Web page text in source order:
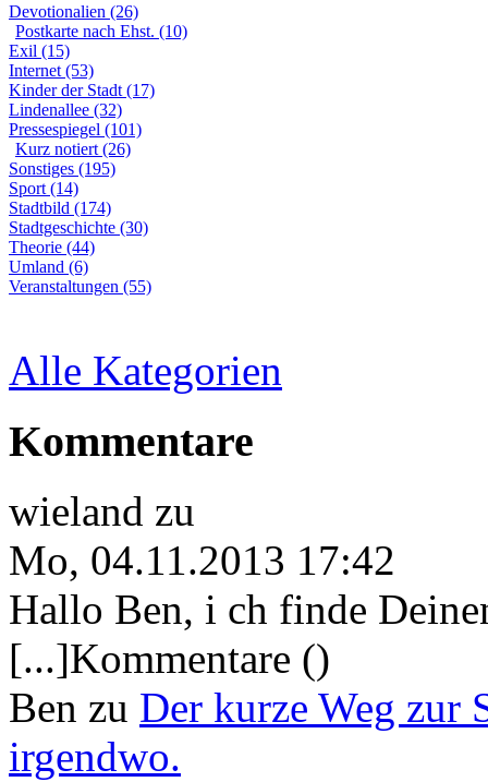
Devotionalien (26)
Postkarte nach Ehst. (10)
Exil (15)
Internet (53)
Kinder der Stadt (17)
Lindenallee (32)
Pressespiegel (101)
Kurz notiert (26)
Sonstiges (195)
Sport (14)
Stadtbild (174)
Stadtgeschichte (30)
Theorie (44)
Umland (6)
Veranstaltungen (55)
Alle Kategorien
Kommentare
wieland zu
Mo, 04.11.2013 17:42
Hallo Ben, i ch finde
[...]Kommentare ()
Ben zu Der kurze Weg zur
irgendwo.